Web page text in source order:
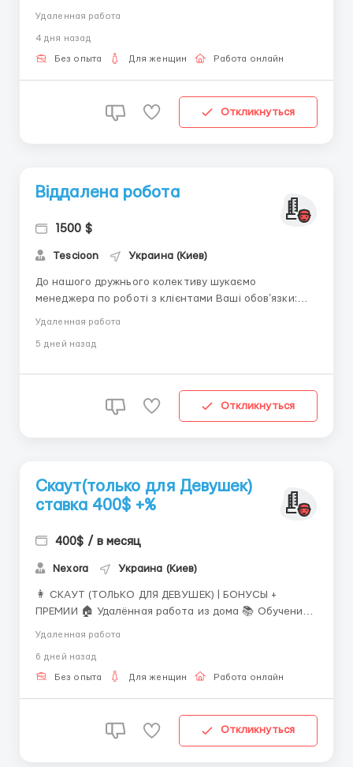
безкоштовно. Нема за що платити не потрібно!
відрядно преміальна. Виплата заробітної плати
проводиться 2 рази на місяць або щодня (на вимогу...
Удаленная работа
4 дня назад
Без опыта Для женщин Работа онлайн
Откликнуться
Віддалена робота
1500 $
Tescioon Украина (Киев)
До нашого дружнього колективу шукаємо
менеджера по роботі з клієнтами Ваші обовʼязки:
-Вміння підтримати діалог з клієнтами
комунікабельність -Надсилання автоматизованих
Удаленная работа
5 дней назад
Откликнуться
Скаут(только для Девушек)
ставка 400$ +%
400$ / в месяц
Nexora Украина (Киев)
👩 СКАУТ (ТОЛЬКО ДЛЯ ДЕВУШЕК) | БОНУСЫ +
ПРЕМИИ 🏠 Удалённая работа из дома 📚 Обучение
Консультирование по условиям сотрудничества; ✔️
Сопровождение моделей до начала работы; ✔️
Удаленная работа
6 дней назад
Без опыта Для женщин Работа онлайн
Откликнуться